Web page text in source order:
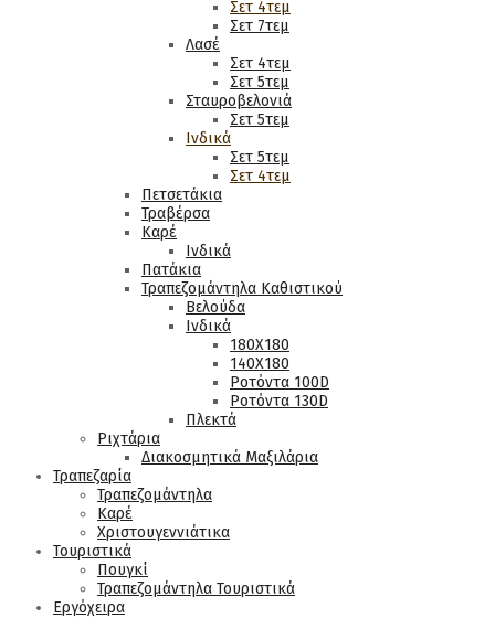
Σετ 4τεμ
Σετ 7τεμ
Λασέ
Σετ 4τεμ
Σετ 5τεμ
Σταυροβελονιά
Σετ 5τεμ
Ινδικά
Σετ 5τεμ
Σετ 4τεμ
Πετσετάκια
Τραβέρσα
Καρέ
Ινδικά
Πατάκια
Τραπεζομάντηλα Καθιστικού
Βελούδα
Ινδικά
180Χ180
140Χ180
Ροτόντα 100D
Ροτόντα 130D
Πλεκτά
Ριχτάρια
Διακοσμητικά Μαξιλάρια
Τραπεζαρία
Τραπεζομάντηλα
Καρέ
Χριστουγεννιάτικα
Τουριστικά
Πουγκί
Τραπεζομάντηλα Τουριστικά
Εργόχειρα